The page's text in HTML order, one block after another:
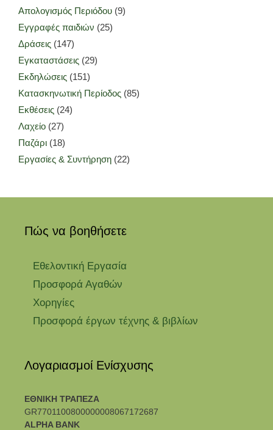
Απολογισμός Περιόδου (9)
Εγγραφές παιδιών (25)
Δράσεις (147)
Εγκαταστάσεις (29)
Εκδηλώσεις (151)
Κατασκηνωτική Περίοδος (85)
Εκθέσεις (24)
Λαχείο (27)
Παζάρι (18)
Εργασίες & Συντήρηση (22)
Πώς να βοηθήσετε
Εθελοντική Εργασία
Προσφορά Αγαθών
Χορηγίες
Προσφορά έργων τέχνης & βιβλίων
Λογαριασμοί Ενίσχυσης
ΕΘΝΙΚΗ ΤΡΑΠΕΖΑ
GR7701100800000008067172687
ALPHA BANK